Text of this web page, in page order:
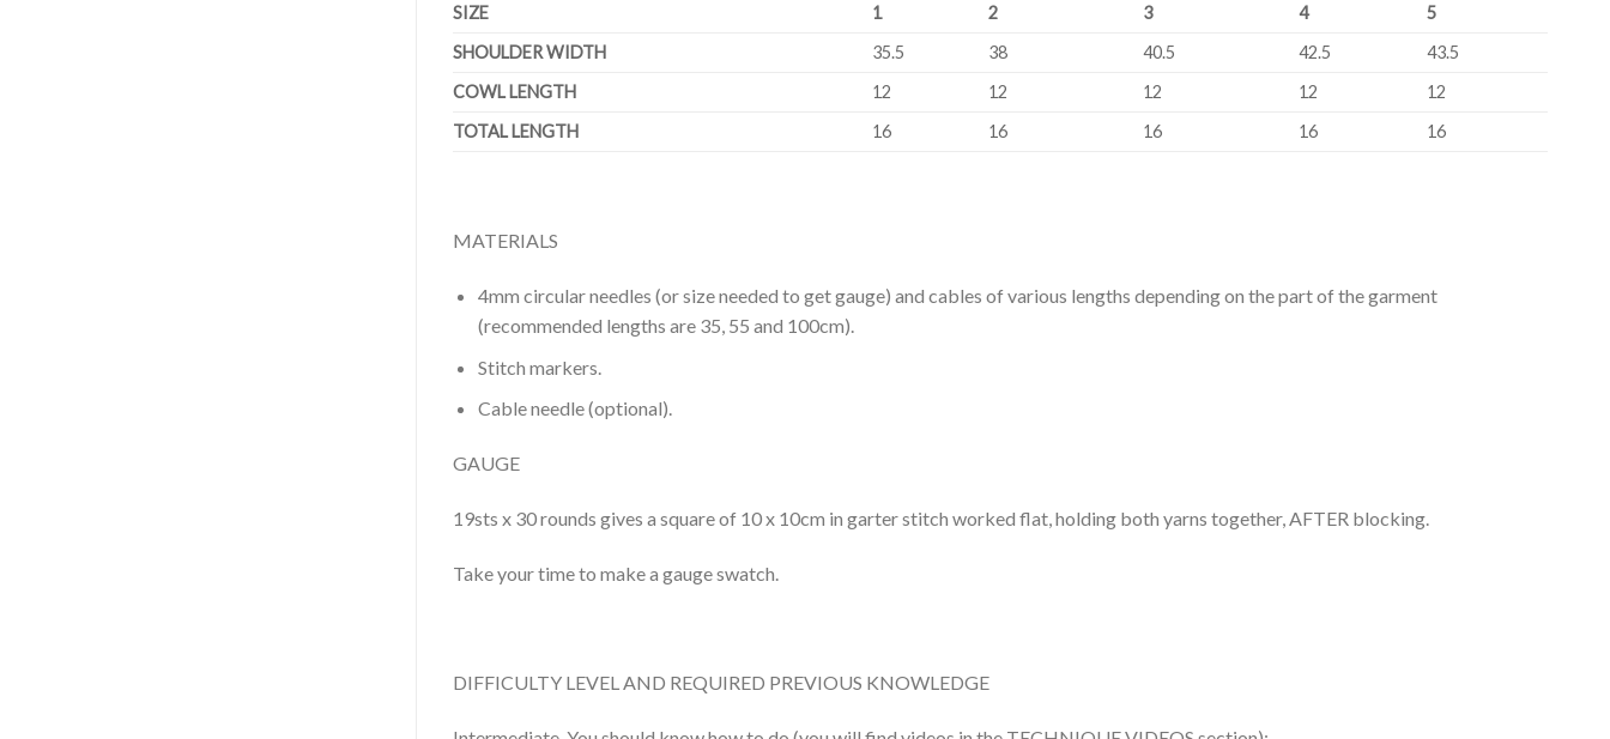
SIZE 1 2 3 4
5
SHOULDER WIDTH
35.5 38 40.5 42.5
43.5
COWL LENGTH
12 12 12 12
12
TOTAL LENGTH
16 16 16 16 16
MATERIALS
4mm circular needles (or size needed to get gauge) and cables of various lengths depending on the part of the garment
(recommended lengths are 35, 55 and 100cm).
Stitch markers.
Cable needle (optional).
GAUGE
19sts x 30 rounds gives a square of 10 x 10cm in garter stitch worked flat, holding both yarns together, AFTER blocking.
Take your time to make a gauge swatch.
DIFFICULTY LEVEL AND REQUIRED PREVIOUS KNOWLEDGE